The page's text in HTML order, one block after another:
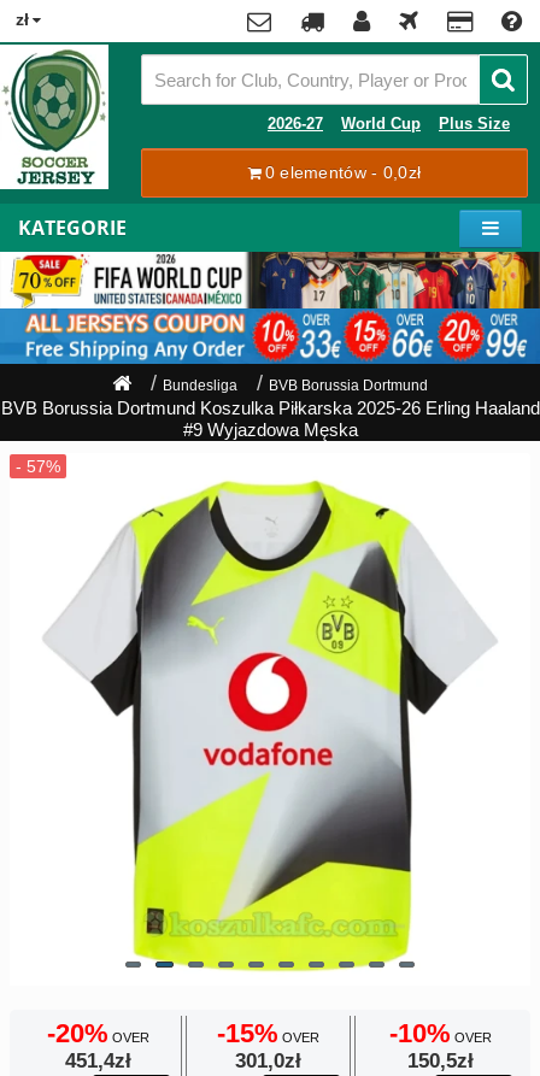
zł
Contact
Tracking
Moje
konto
Rejestracja
Zaloguj
się
Shipping
Koszyk
Zamówienie
2026-27 World Cup Plus Size
0 elementów - 0,0zł
x
KATEGORIE
Premier
League
La
Liga
Bundesliga
Serie
A
Ligue
1
Pilkarze
Mistrzostwa
Świata
CONMEBOL
Other
Bundesliga BVB Borussia Dortmund
BVB Borussia Dortmund Koszulka Piłkarska 2025-26 Erling Haaland
#9 Wyjazdowa Męska
-20% OVER
451,4zł
-15% OVER
301,0zł
-10% OVER
150,5zł